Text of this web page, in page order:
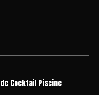
Cocktail Piscine